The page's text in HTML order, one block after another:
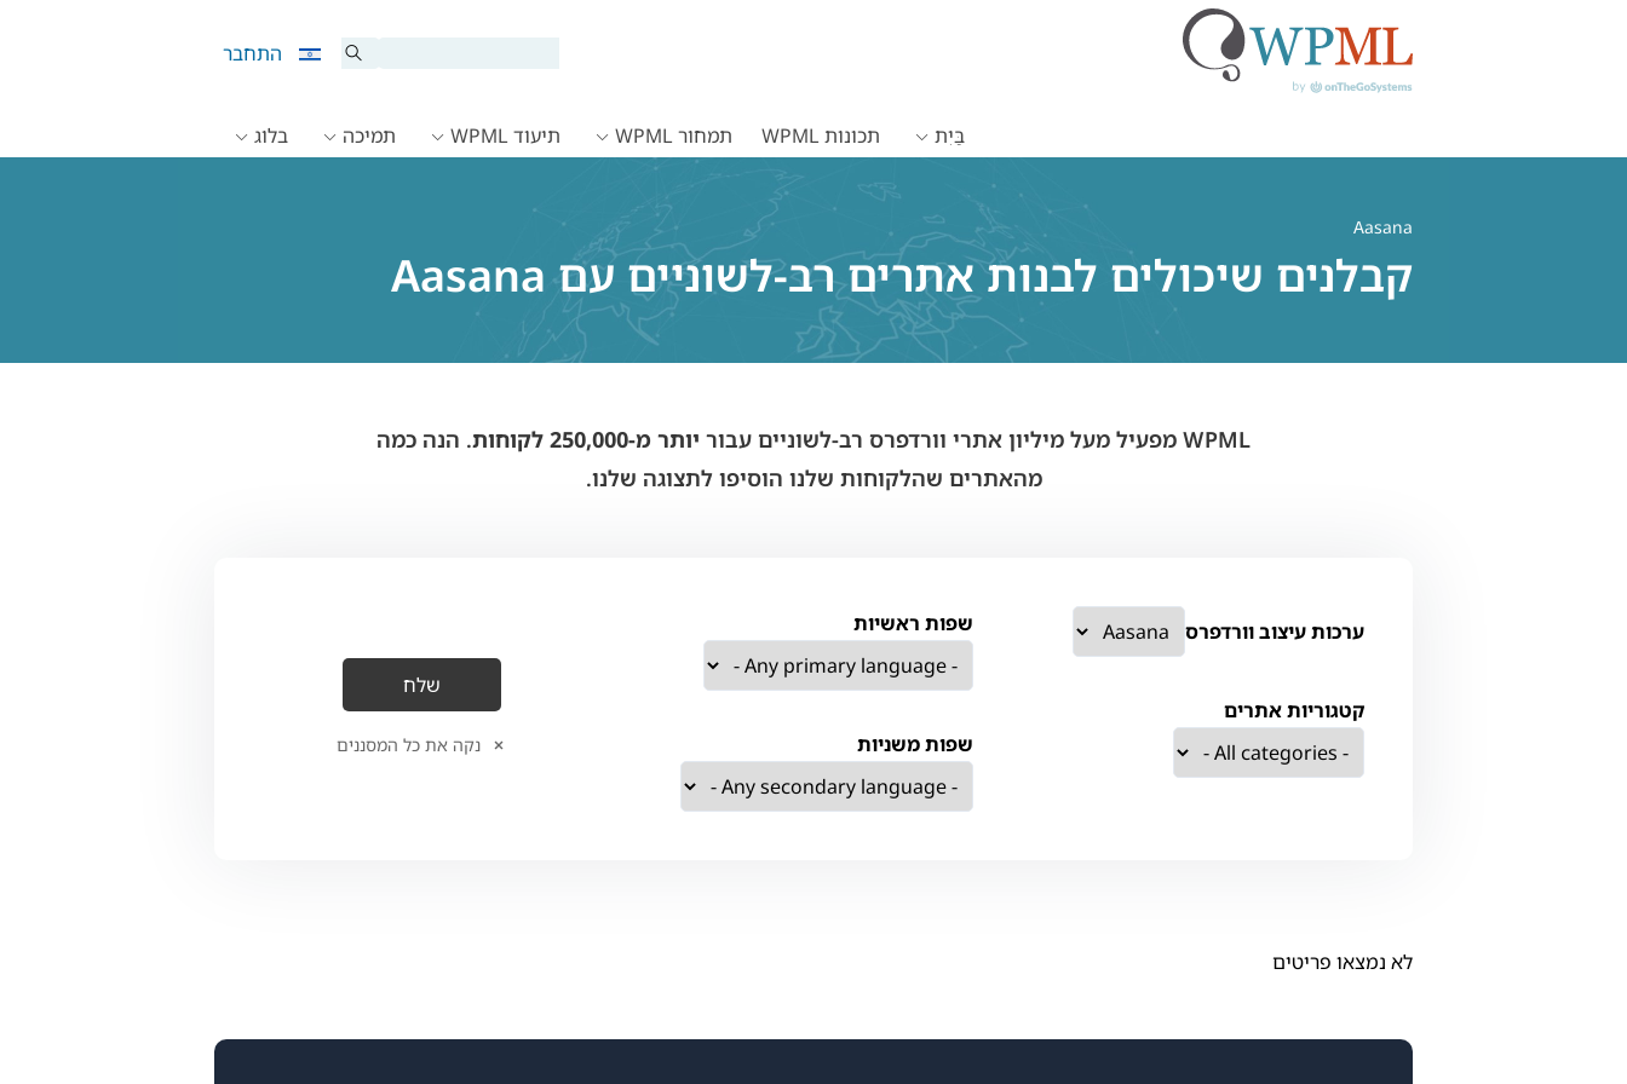
התחבר
בַּיִת תכונות WPML תמחור WPML תיעוד WPML תמיכה בלוג
Aasana
קבלנים שיכולים לבנות אתרים רב-לשוניים עם Aasana
WPML מפעיל מעל מיליון אתרי וורדפרס רב-לשוניים עבור יותר מ-250,000 לקוחות
. הנה כמה
מהאתרים שהלקוחות שלנו הוסיפו לתצוגה שלנו.
ערכות עיצוב וורדפרס
קטגוריות אתרים
שפות ראשיות
שפות משניות נקה את כל המסננים
לא נמצאו פריטים